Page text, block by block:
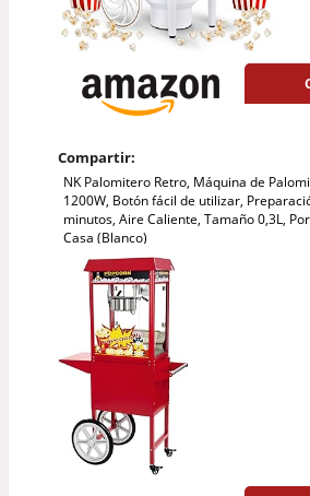
Compartir:
NK Palomitero Retro, Máquina de
1200W, Botón fácil de utilizar,
minutos, Aire Caliente, Tamaño 0,3L,
Casa (Blanco)